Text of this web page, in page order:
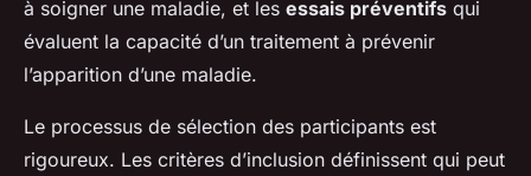
à soigner une maladie, et les essais préventifs qui
évaluent la capacité d’un traitement à prévenir
l’apparition d’une maladie.
Le processus de sélection des participants est
rigoureux. Les critères d’inclusion définissent qui peut